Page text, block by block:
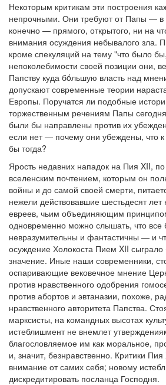
Некоторым критикам эти построения
непрочными. Они требуют от Папы — в
конечно — прямого, открытого, ни на
внимания осуждения небывалого зла.
кроме спекуляций на тему "что было
непоколебимости своей позиции они,
Папству куда бóльшую власть над
допускают современные теории
Европы. Поручатся ли подобные
торжественным речениям Папы
были бы направлены против их
если нет — почему они убеждены, что
бы тогда?
Ярость недавних нападок на Пия XII, по
вселенским почтением, которым он
войны и до самой своей смерти,
нежели действовавшие шестьдесят лет
евреев, чьим объединяющим
одновременно можно слышать, что все
невразумительны и фантастичны — и
осуждение Холокоста Пием XII
значение. Иные наши современники,
оспаривающие вековечное мнение
против нравственного одобрения
против абортов и эвтаназии, похоже,
нравственного авторитета Папства.
марксисты, на командных высотах
истеблишмент не внемлет
благословляемое им как моральное,
и, значит, безнравственно. Критики
внимание от самих себя; новому
дискредитировать посланца Господня.